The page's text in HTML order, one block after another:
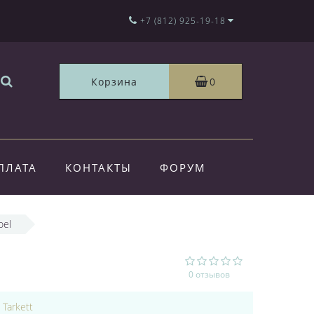
+7 (812) 925-19-18
Корзина 0
КОНТАКТЫ ФОРУМ
0 отзывов
Tarkett